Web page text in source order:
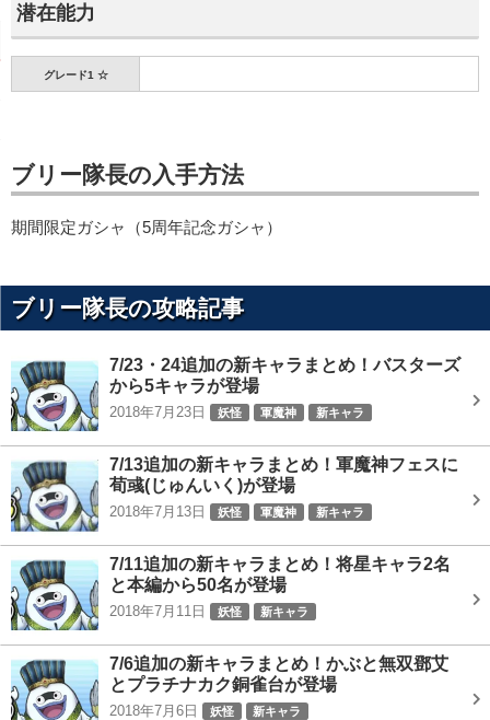
潜在能力
グレード1 ☆
ブリー隊長の入手方法
期間限定ガシャ（5周年記念ガシャ）
ブリー隊長の攻略記事
7/23・24追加の新キャラまとめ！バスターズ
から5キャラが登場
2018年7月23日 妖怪 軍魔神 新キャラ
7/13追加の新キャラまとめ！軍魔神フェスに
荀彧(じゅんいく)が登場
2018年7月13日 妖怪 軍魔神 新キャラ
7/11追加の新キャラまとめ！将星キャラ2名
と本編から50名が登場
2018年7月11日 妖怪 新キャラ
7/6追加の新キャラまとめ！かぶと無双鄧艾
とプラチナカク銅雀台が登場
2018年7月6日 妖怪 新キャラ